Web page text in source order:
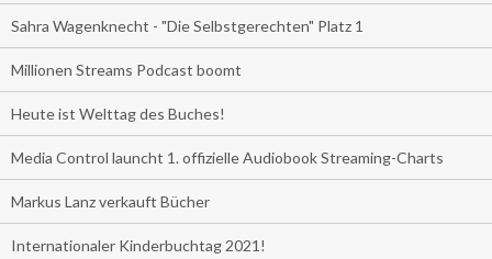
Sahra Wagenknecht - "Die Selbstgerechten" Platz 1
Millionen Streams Podcast boomt
Heute ist Welttag des Buches!
Media Control launcht 1. offizielle Audiobook Streaming-Charts
Markus Lanz verkauft Bücher
Internationaler Kinderbuchtag 2021!